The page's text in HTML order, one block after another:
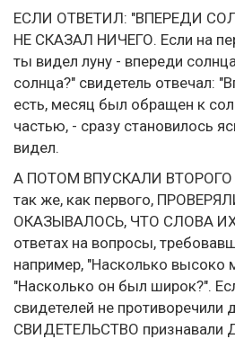
ЕСЛИ ОТВЕТИЛ: "ВПЕРЕДИ
НЕ СКАЗАЛ НИЧЕГО. Если на
ты видел луну - впереди
солнца?" свидетель отвечал:
есть, месяц был обращен к
частью, - сразу становилось
видел.
А ПОТОМ ВПУСКАЛИ ВТОРОГО
так же, как первого,
ОКАЗЫВАЛОСЬ, ЧТО СЛОВА
ответах на вопросы,
например, "Насколько высоко
"Насколько он был широк?".
свидетелей не противоречили
СВИДЕТЕЛЬСТВО